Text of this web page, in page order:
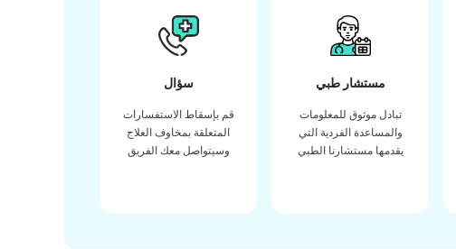
سؤال
قم بإسقاط الاستفسارات
المتعلقة بمخاوف العلاج
وسيتواصل معك الفريق
مستشار طبي
تبادل موثوق للمعلومات
والمساعدة الفردية التي
يقدمها مستشارنا الطبي